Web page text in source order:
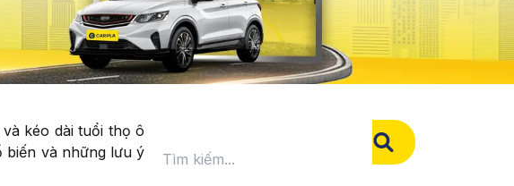
kéo dài tuổi thọ ô
biến và những lưu ý